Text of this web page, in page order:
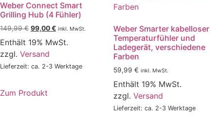
Weber Connect Smart
Grilling Hub (4 Fühler)
149,99€ Ursprünglicher
Preis
war:
149,99 €
99,00€Aktueller
Preis
ist:
inkl. MwSt.
Enthält 19% MwSt.
zzgl. Versand
Lieferzeit: ca. 2-3 Werktage
Zum Produkt
Weber Smarter kabelloser
Temperaturfühler und
Ladegerät, verschiedene
Farben
59,99 € inkl. MwSt.
Enthält 19% MwSt.
zzgl. Versand
Lieferzeit: ca. 2-3 Werktage